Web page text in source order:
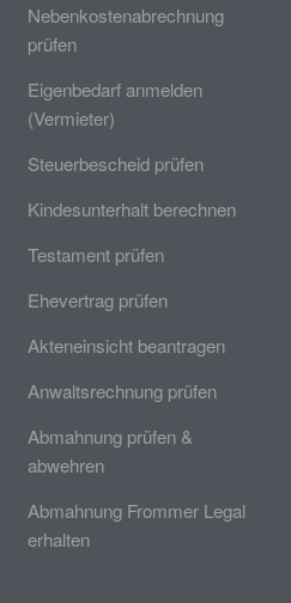
Nebenkostenabrechnung
prüfen
Eigenbedarf anmelden
(Vermieter)
Steuerbescheid prüfen
Kindesunterhalt berechnen
Testament prüfen
Ehevertrag prüfen
Akteneinsicht beantragen
Anwaltsrechnung prüfen
Abmahnung prüfen &
abwehren
Abmahnung Frommer Legal
erhalten